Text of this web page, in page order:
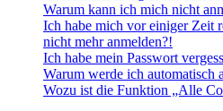
Warum kann ich mich nicht
Ich habe mich vor einiger Zeit
nicht mehr anmelden?!
Ich habe mein Passwort
Warum werde ich automatisch
Wozu ist die Funktion „Alle